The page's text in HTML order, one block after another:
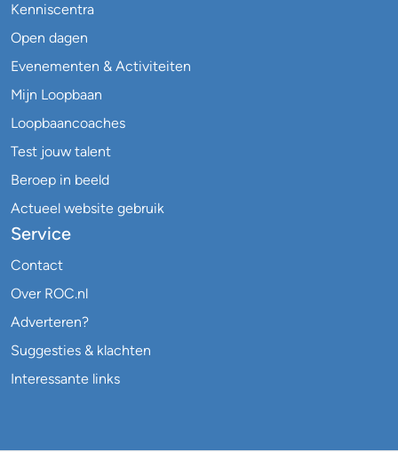
Kenniscentra
Open dagen
Evenementen & Activiteiten
Mijn Loopbaan
Loopbaancoaches
Test jouw talent
Beroep in beeld
Actueel website gebruik
Service
Contact
Over ROC.nl
Adverteren?
Suggesties & klachten
Interessante links